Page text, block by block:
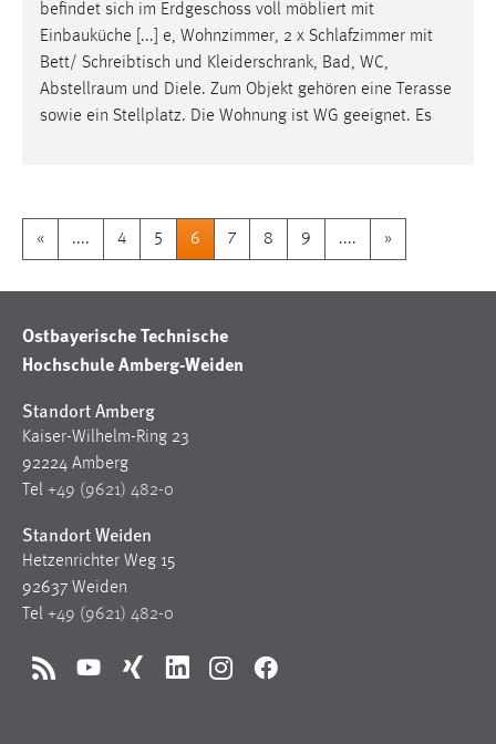
befindet sich im Erdgeschoss voll möbliert mit
Einbauküche [...] e, Wohnzimmer, 2 x Schlafzimmer mit
Bett/ Schreibtisch und Kleiderschrank, Bad, WC,
Abstellraum und Diele. Zum Objekt gehören eine Terasse
sowie ein Stellplatz. Die Wohnung ist WG geeignet. Es
« .... 4 5 6 7 8 9 .... »
Ostbayerische Technische
Hochschule Amberg-Weiden
Standort Amberg
Kaiser-Wilhelm-Ring 23
92224 Amberg
Tel +49 (9621) 482-0
Standort Weiden
Hetzenrichter Weg 15
92637 Weiden
Tel +49 (9621) 482-0
RSS YouTubeXing LinkedInInstagramFacebook